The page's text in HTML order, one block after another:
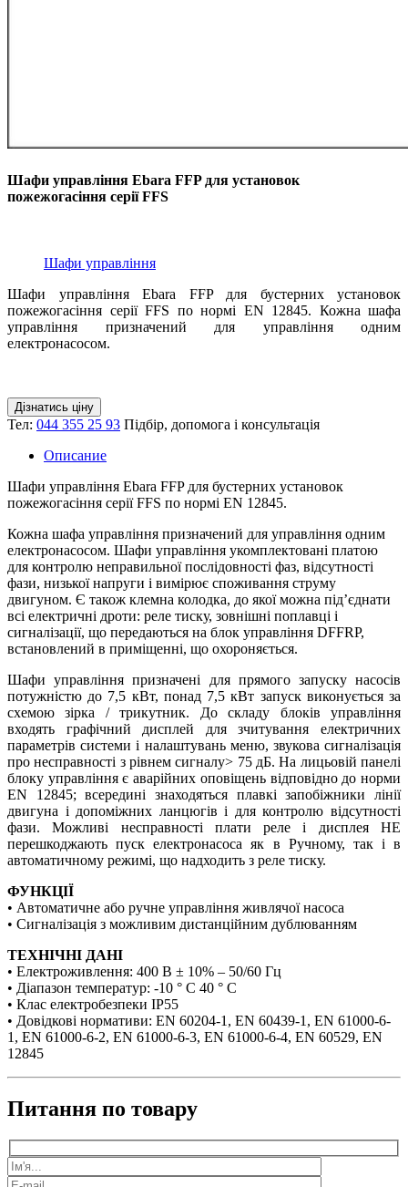
Шафи управління Ebara FFP для установок
пожежогасіння серії FFS
Шафи управління
Шафи управління Ebara FFP для бустерних установок
пожежогасіння серії FFS по нормі EN 12845. Кожна шафа
управління призначений для управління одним
електронасосом.
Дізнатись ціну
Тел: 044 355 25 93 Підбір, допомога і консультація
Описание
Шафи управління Ebara FFP для бустерних установок
пожежогасіння серії FFS по нормі EN 12845.
Кожна шафа управління призначений для управління одним
електронасосом. Шафи управління укомплектовані платою
для контролю неправильної послідовності фаз, відсутності
фази, низької напруги і вимірює споживання струму
двигуном. Є також клемна колодка, до якої можна під’єднати
всі електричні дроти: реле тиску, зовнішні поплавці і
сигналізації, що передаються на блок управління DFFRP,
встановлений в приміщенні, що охороняється.
Шафи управління призначені для прямого запуску насосів
потужністю до 7,5 кВт, понад 7,5 кВт запуск виконується за
схемою зірка / трикутник. До складу блоків управління
входять графічний дисплей для зчитування електричних
параметрів системи і налаштувань меню, звукова сигналізація
про несправності з рівнем сигналу> 75 дБ. На лицьовій панелі
блоку управління є аварійних оповіщень відповідно до норми
EN 12845; всередині знаходяться плавкі запобіжники лінії
двигуна і допоміжних ланцюгів і для контролю відсутності
фази. Можливі несправності плати реле і дисплея НЕ
перешкоджають пуск електронасоса як в Ручному, так і в
автоматичному режимі, що надходить з реле тиску.
ФУНКЦІЇ
• Автоматичне або ручне управління живлячої насоса
• Сигналізація з можливим дистанційним дублюванням
ТЕХНІЧНІ ДАНІ
• Електроживлення: 400 В ± 10% – 50/60 Гц
• Діапазон температур: -10 ° C 40 ° C
• Клас електробезпеки IP55
• Довідкові нормативи: EN 60204-1, EN 60439-1, EN 61000-6-
1, EN 61000-6-2, EN 61000-6-3, EN 61000-6-4, EN 60529, EN
12845
Питання по товару